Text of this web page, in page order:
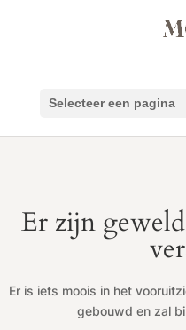
Selecteer een pagina
Er zijn
Er is iets moois in het
gebouwd en zal